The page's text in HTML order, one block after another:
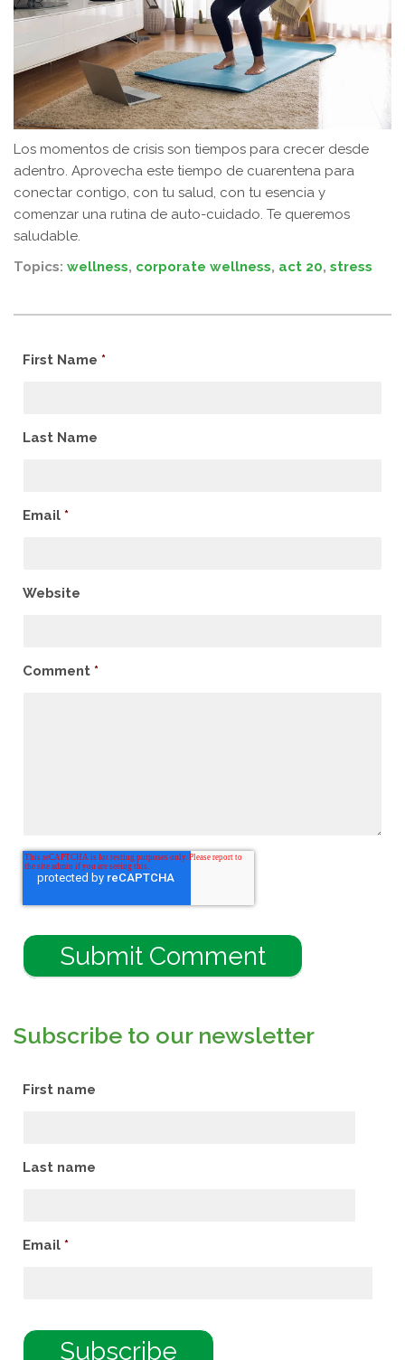
Los momentos de crisis son tiempos para crecer desde
adentro. Aprovecha este tiempo de cuarentena para
conectar contigo, con tu salud, con tu esencia y
comenzar una rutina de auto-cuidado. Te queremos
saludable.
Topics: wellness, corporate wellness, act 20, stress
First Name *
Last Name
Email *
Website
Comment *
Subscribe to our newsletter
First name
Last name
Email *